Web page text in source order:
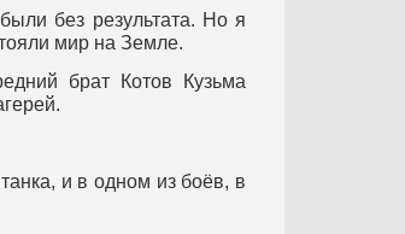
без результата. Но я
мир на Земле.
брат Котов Кузьма
и в одном из боёв, в